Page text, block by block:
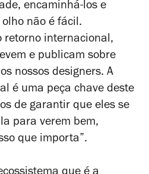
encaminhá-los e
não é fácil.
retorno internacional,
e publicam sobre
nossos designers. A
é uma peça chave deste
de garantir que eles se
para verem bem,
que importa”.